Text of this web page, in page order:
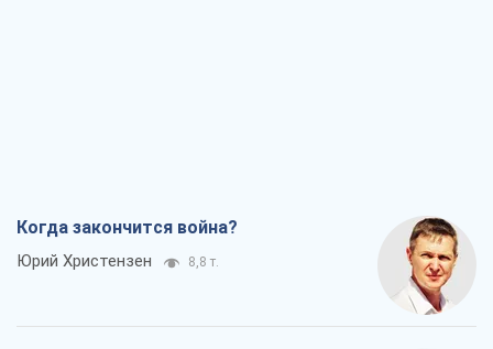
Когда закончится война?
Юрий Христензен 8,8 т.